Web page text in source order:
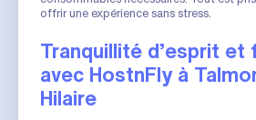
offrir une expérience sans stress.
Tranquillité d’esprit et
avec HostnFly à
Hilaire